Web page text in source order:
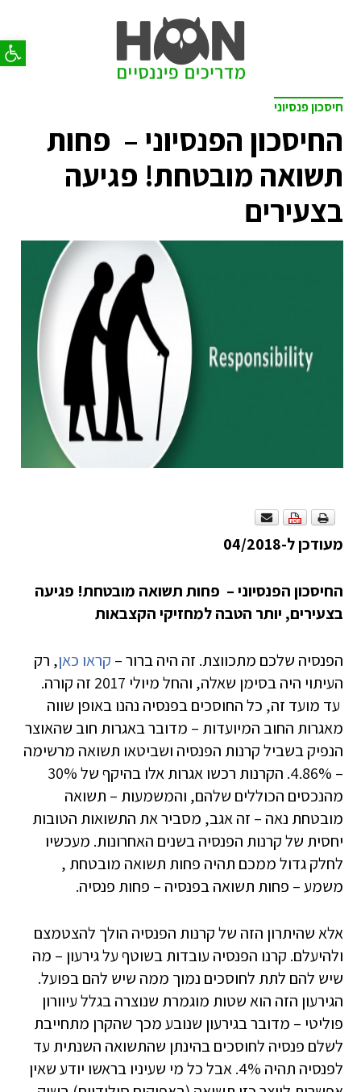
פתח
חיסכון פנסיוני
החיסכון הפנסיוני – פחות
תשואה מובטחת! פגיעה
בצעירים
מעודכן ל-04/2018
החיסכון הפנסיוני – פחות תשואה מובטחת! פגיעה
בצעירים, יותר הטבה למחזיקי הקצבאות
הפנסיה שלכם מתכווצת. זה היה ברור – קראו כאן, רק
העיתוי היה בסימן שאלה, והחל מיולי 2017 זה קורה.
עד מועד זה, כל החוסכים בפנסיה נהנו באופן שווה
מאגרות החוב המיועדות – מדובר באגרות חוב שהאוצר
הנפיק בשביל קרנות הפנסיה ושביטאו תשואה מרשימה
– 4.86%. הקרנות רכשו אגרות אלו בהיקף של 30%
מהנכסים הכוללים שלהם, והמשמעות – תשואה
מובטחת נאה – זה אגב, מסביר את התשואות הטובות
יחסית של קרנות הפנסיה בשנים האחרונות. מעכשיו
לחלק גדול ממכם תהיה פחות תשואה מובטחת ,
משמע – פחות תשואה בפנסיה – פחות פנסיה.
אלא שהיתרון הזה של קרנות הפנסיה הולך להצטמצם
ולהיעלם. קרנו הפנסיה עובדות בשוטף על גירעון – מה
שיש להם לתת לחוסכים נמוך ממה שיש להם בפועל.
הגירעון הזה הוא שטות מוגמרת שנוצרה בגלל עיוורון
פוליטי – מדובר בגירעון שנובע מכך שהקרן מתחייבת
לשלם פנסיה לחוסכים בהינתן שהתשואה השנתית עד
לפנסיה תהיה 4%. אבל כל מי שעיניו בראשו יודע שאין